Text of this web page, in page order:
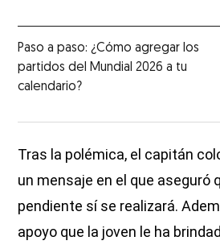
Paso a paso: ¿Cómo agregar los
partidos del Mundial 2026 a tu
calendario?
Tras la polémica, el capitán
un mensaje en el que aseguró
pendiente sí se realizará.
apoyo que la joven le ha